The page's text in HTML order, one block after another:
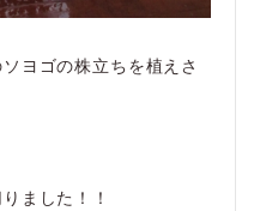
ヨゴの株立ちを植えさ
ました！！